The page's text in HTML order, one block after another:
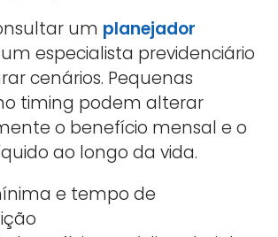
um planejador
especialista previdenciário
cenários. Pequenas
timing podem alterar
o benefício mensal e o
ao longo da vida.
e tempo de